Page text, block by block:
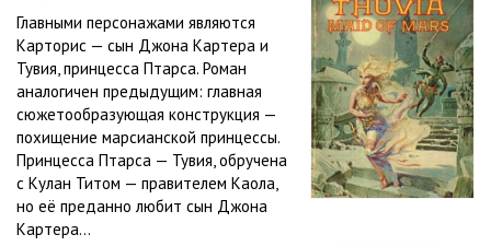
Главными персонажами являются
Карторис — сын Джона Картера и
Тувия, принцесса Птарса. Роман
аналогичен предыдущим: главная
сюжетообразующая конструкция —
похищение марсианской принцессы.
Принцесса Птарса — Тувия, обручена
с Кулан Титом — правителем Каола,
но её преданно любит сын Джона
Картера...